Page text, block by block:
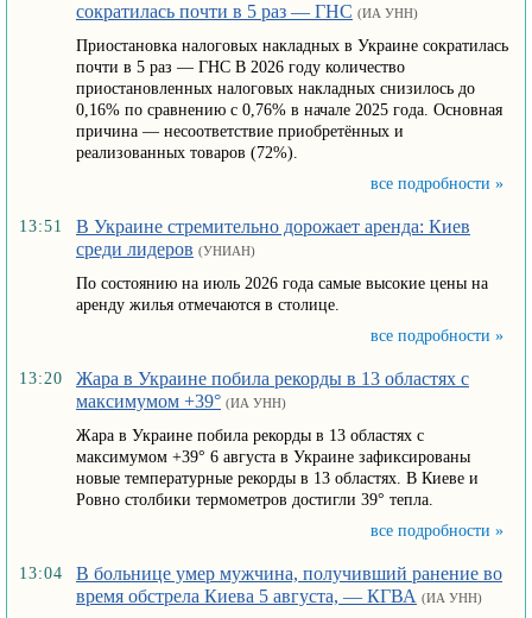
сократилась почти в 5 раз — ГНС (ИА УНН)
Приостановка налоговых накладных в Украине сократилась
почти в 5 раз — ГНС В 2026 году количество
приостановленных налоговых накладных снизилось до
0,16% по сравнению с 0,76% в начале 2025 года. Основная
причина — несоответствие приобретённых и
реализованных товаров (72%).
все подробности »
13:51
В Украине стремительно дорожает аренда: Киев
среди лидеров (УНИАН)
По состоянию на июль 2026 года самые высокие цены на
аренду жилья отмечаются в столице.
все подробности »
13:20
Жара в Украине побила рекорды в 13 областях с
максимумом +39° (ИА УНН)
Жара в Украине побила рекорды в 13 областях с
максимумом +39° 6 августа в Украине зафиксированы
новые температурные рекорды в 13 областях. В Киеве и
Ровно столбики термометров достигли 39° тепла.
все подробности »
13:04
В больнице умер мужчина, получивший ранение во
время обстрела Киева 5 августа, — КГВА (ИА УНН)